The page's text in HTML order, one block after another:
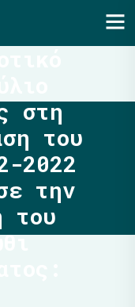
στη
του
2022
την
του